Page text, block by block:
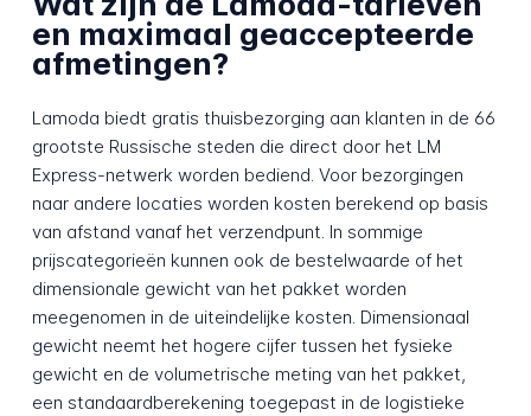
en maximaal geaccepteerde
afmetingen?
Lamoda biedt gratis thuisbezorging aan klanten in de 66
grootste Russische steden die direct door het LM
Express-netwerk worden bediend. Voor bezorgingen
naar andere locaties worden kosten berekend op basis
van afstand vanaf het verzendpunt. In sommige
prijscategorieën kunnen ook de bestelwaarde of het
dimensionale gewicht van het pakket worden
meegenomen in de uiteindelijke kosten. Dimensionaal
gewicht neemt het hogere cijfer tussen het fysieke
gewicht en de volumetrische meting van het pakket,
een standaardberekening toegepast in de logistieke